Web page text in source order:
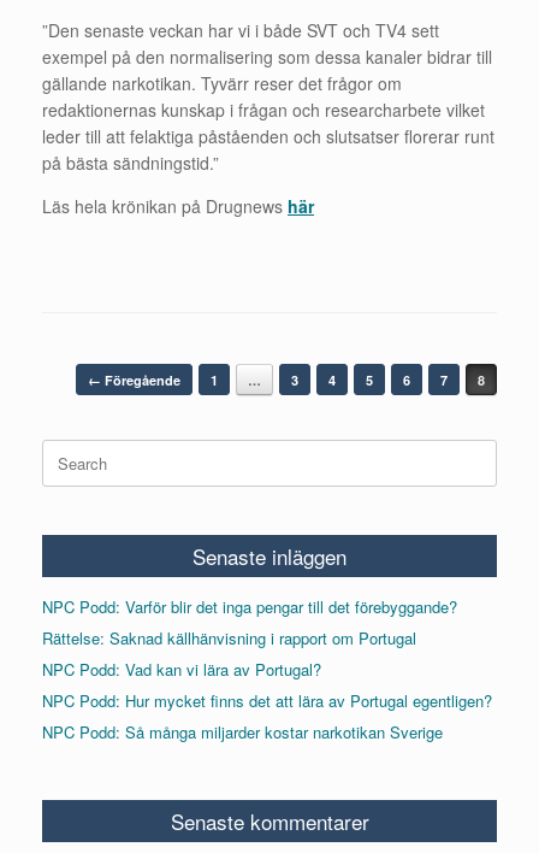
”Den senaste veckan har vi i både SVT och TV4 sett
exempel på den normalisering som dessa kanaler bidrar till
gällande narkotikan. Tyvärr reser det frågor om
redaktionernas kunskap i frågan och researcharbete vilket
leder till att felaktiga påståenden och slutsatser florerar runt
på bästa sändningstid.”
Läs hela krönikan på Drugnews här
Post navigation
← Föregående 1 … 3 4 5 6 7 8
Search
for:
Senaste inläggen
NPC Podd: Varför blir det inga pengar till det förebyggande?
Rättelse: Saknad källhänvisning i rapport om Portugal
NPC Podd: Vad kan vi lära av Portugal?
NPC Podd: Hur mycket finns det att lära av Portugal egentligen?
NPC Podd: Så många miljarder kostar narkotikan Sverige
Senaste kommentarer